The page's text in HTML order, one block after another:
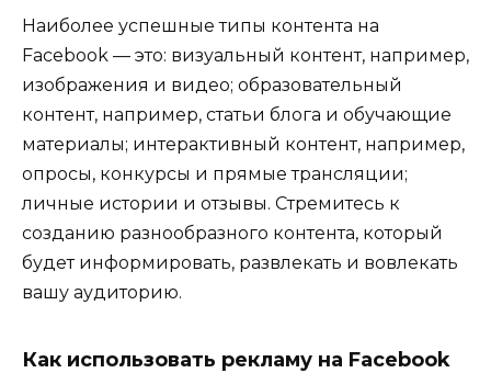
Наиболее успешные типы контента на
Facebook — это: визуальный контент, например,
изображения и видео; образовательный
контент, например, статьи блога и обучающие
материалы; интерактивный контент, например,
опросы, конкурсы и прямые трансляции;
личные истории и отзывы. Стремитесь к
созданию разнообразного контента, который
будет информировать, развлекать и вовлекать
вашу аудиторию.
Как использовать рекламу на Facebook